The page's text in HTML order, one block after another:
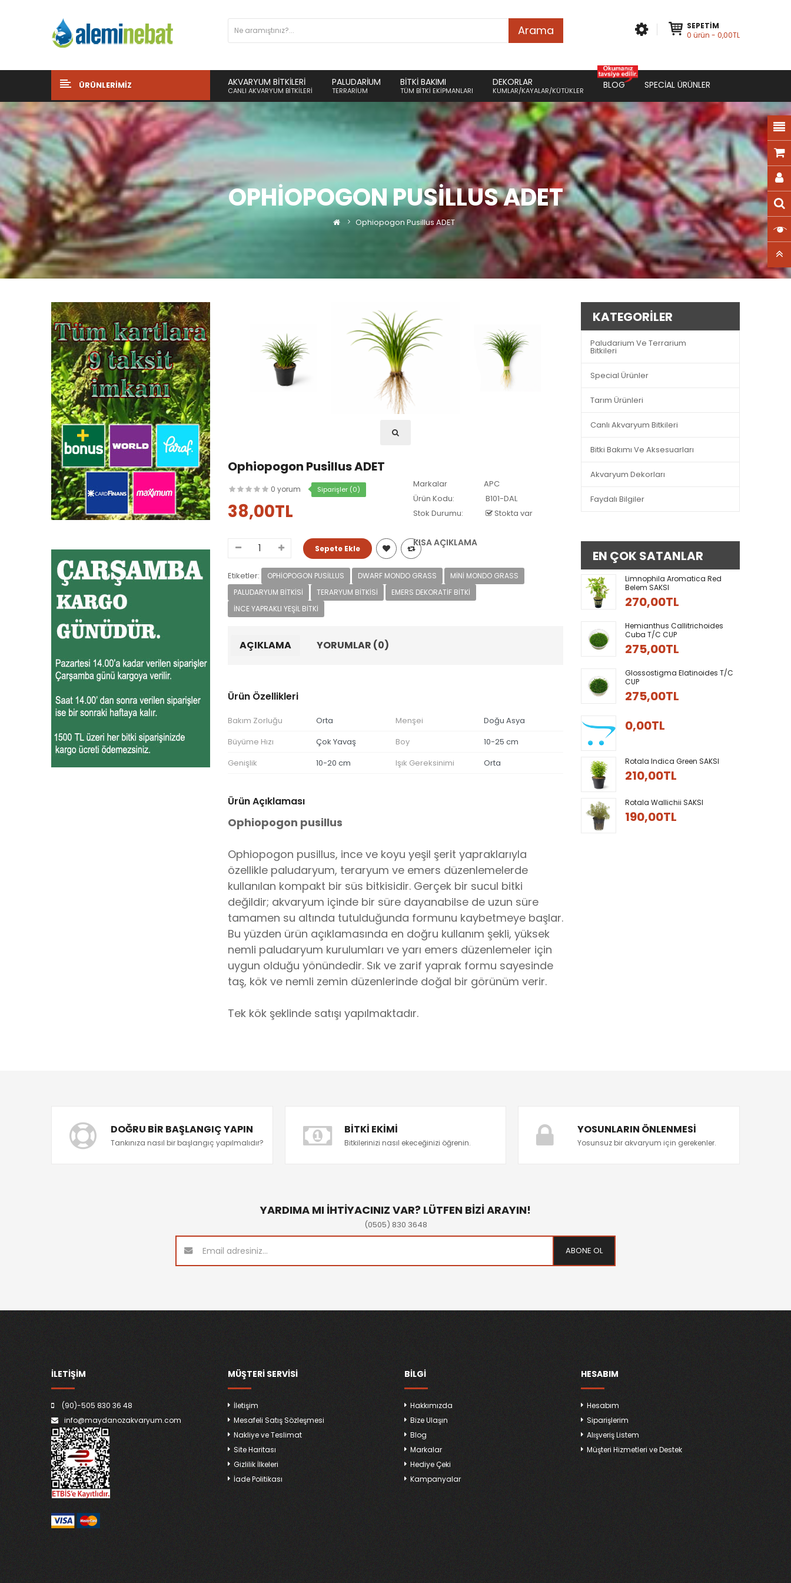
Arama
SEPETIM
0 ürün - 0,00TL
ÜRÜNLERIMIZ AKVARYUM BITKILERI
CANLI AKVARYUM BITKILERI
PALUDARIUM
TERRARIUM SPECIAL ÜRÜNLER
BITKI BAKIMI
TÜM BITKI EKIPMANLARI
DEKORLAR
KUMLAR/KAYALAR/KÜTÜKLER BLOG
OPHIOPOGON PUSILLUS ADET
Ophiopogon Pusillus ADET
Ophiopogon Pusillus ADET
0 yorum Siparişler (0)
38,00TL
Markalar
APC
Ürün Kodu:
B101-DAL
Stok Durumu:
Stokta var
KISA AÇIKLAMA
Etiketler: OPHIOPOGON PUSILLUS DWARF MONDO GRASS
MINI MONDO GRASS
PALUDARYUM BITKISI
TERARYUM BITKISI
EMERS DEKORATIF BITKI
INCE YAPRAKLI YEŞIL BITKI
AÇIKLAMA YORUMLAR (0)
Ürün Özellikleri
Bakım Zorluğu Orta Menşei
Doğu Asya
Büyüme Hızı
Çok Yavaş Boy
10-25 cm
Genişlik
10-20 cm Işık Gereksinimi Orta
Ürün Açıklaması
Ophiopogon pusillus
Ophiopogon pusillus, ince ve koyu yeşil şerit yapraklarıyla
özellikle paludaryum, teraryum ve emers düzenlemelerde
kullanılan kompakt bir süs bitkisidir. Gerçek bir sucul bitki
değildir; akvaryum içinde bir süre dayanabilse de uzun süre
tamamen su altında tutulduğunda formunu kaybetmeye başlar.
Bu yüzden ürün açıklamasında en doğru kullanım şekli, yüksek
nemli paludaryum kurulumları ve yarı emers düzenlemeler için
uygun olduğu yönündedir. Sık ve zarif yaprak formu sayesinde
taş, kök ve nemli zemin düzenlerinde doğal bir görünüm verir.
Tek kök şeklinde satışı yapılmaktadır.
KATEGORILER
Paludarium Ve Terrarium
Bitkileri
Special Ürünler
Tarım Ürünleri
Canlı Akvaryum Bitkileri
Bitki Bakımı Ve Aksesuarları
Akvaryum Dekorları
Faydalı Bilgiler
EN ÇOK SATANLAR
Limnophila Aromatica Red
Belem SAKSI
270,00TL
Hemianthus Callitrichoides
Cuba T/C CUP
275,00TL
Glossostigma Elatinoides T/C
CUP
275,00TL
0,00TL
Rotala Indica Green SAKSI
210,00TL
Rotala Wallichii SAKSI
190,00TL
DOĞRU BIR BAŞLANGIÇ YAPIN
Tankınıza nasıl bir başlangıç yapılmalıdır?
BITKI EKIMI
Bitkilerinizi nasıl ekeceğinizi öğrenin.
YOSUNLARIN ÖNLENMESI
Yosunsuz bir akvaryum için gerekenler.
YARDIMA MI İHTİYACINIZ VAR? LÜTFEN BİZİ ARAYIN!
(0505) 830 3648
ABONE OL
İLETİŞİM
(90)-505 830 36 48
info@maydanozakvaryum.com
MÜŞTERI SERVISI
İletişim
Mesafeli Satış Sözleşmesi
Nakliye ve Teslimat
Site Haritası
Gizlilik İlkeleri
İade Politikası
BILGI
Hakkımızda
Bize Ulaşın
Blog
Markalar
Hediye Çeki
Kampanyalar
HESABIM
Hesabım
Siparişlerim
Alışveriş Listem
Müşteri Hizmetleri ve Destek